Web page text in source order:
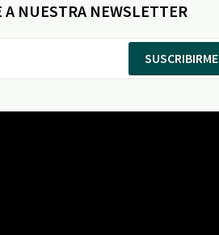
NUESTRA NEWSLETTER
SUSCRIBIRME